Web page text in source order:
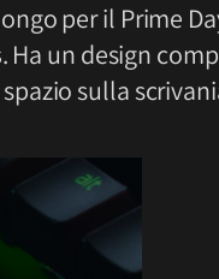
per il Prime
. Ha un design
sulla